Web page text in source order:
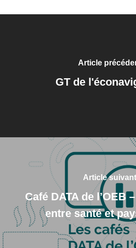
Article
GT de
Article suivant
Café DATA de l’OEB
entre santé et